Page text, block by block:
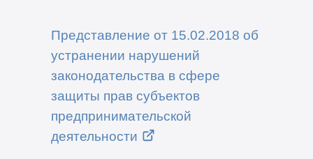
Представление от 15.02.2018 об
устранении нарушений
законодательства в сфере
защиты прав субъектов
предпринимательской
деятельности